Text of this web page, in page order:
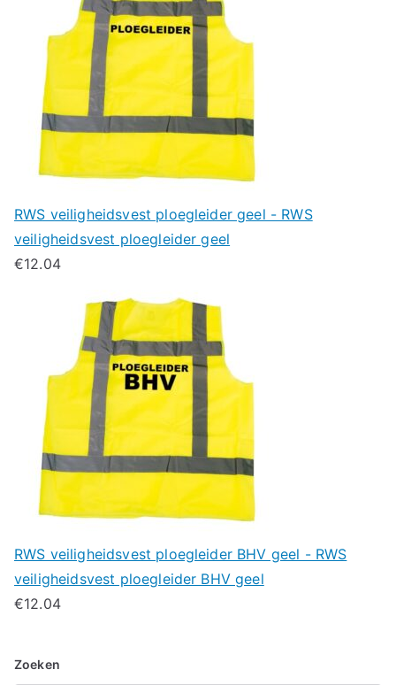
RWS veiligheidsvest ploegleider geel - RWS
veiligheidsvest ploegleider geel
€12.04
RWS veiligheidsvest ploegleider BHV geel - RWS
veiligheidsvest ploegleider BHV geel
€12.04
Zoeken